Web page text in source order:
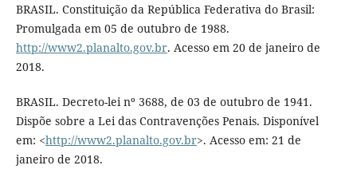
BRASIL. Constituição da República Federativa do Brasil:
Promulgada em 05 de outubro de 1988.
http://www2.planalto.gov.br. Acesso em 20 de janeiro de
2018.
BRASIL. Decreto-lei nº 3688, de 03 de outubro de 1941.
Dispõe sobre a Lei das Contravenções Penais. Disponível
em: <http://www2.planalto.gov.br>. Acesso em: 21 de
janeiro de 2018.